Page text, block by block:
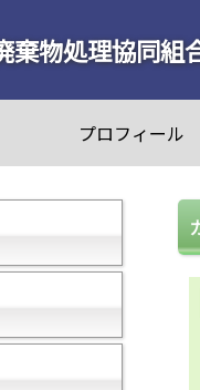
棄物処理協同組
プロフィール